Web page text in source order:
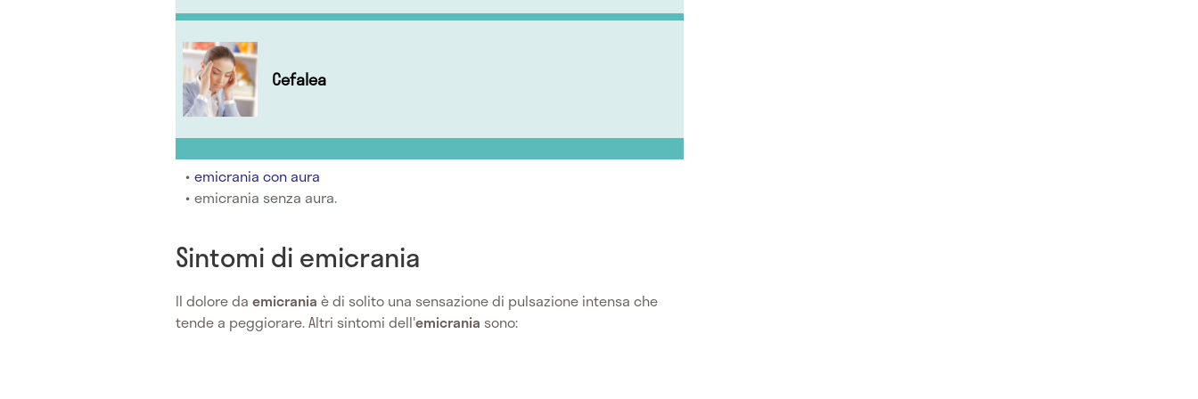
Cefalea
emicrania con aura
emicrania senza aura.
Sintomi di emicrania
Il dolore da emicrania è di solito una sensazione di pulsazione intensa che
tende a peggiorare. Altri sintomi dell'emicrania sono: